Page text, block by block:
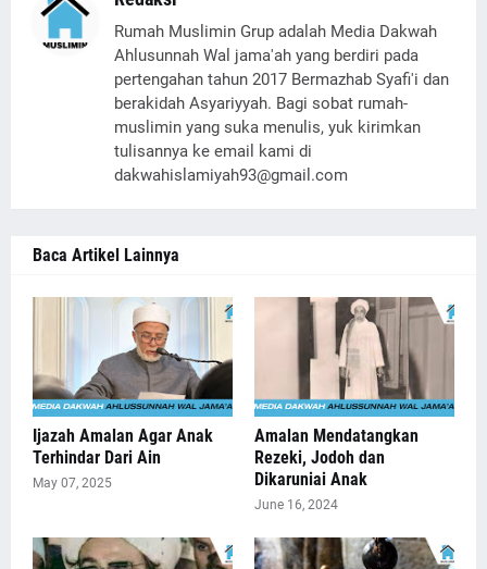
Rumah Muslimin Grup adalah Media Dakwah
Ahlusunnah Wal jama'ah yang berdiri pada
pertengahan tahun 2017 Bermazhab Syafi'i dan
berakidah Asyariyyah. Bagi sobat rumah-
muslimin yang suka menulis, yuk kirimkan
tulisannya ke email kami di
dakwahislamiyah93@gmail.com
Baca Artikel Lainnya
Ijazah Amalan Agar Anak
Terhindar Dari Ain
May 07, 2025
Amalan Mendatangkan
Rezeki, Jodoh dan
Dikaruniai Anak
June 16, 2024